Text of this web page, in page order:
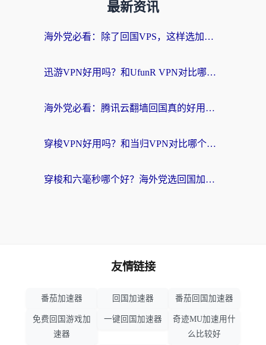
最新资讯
海外党必看：除了回国VPS，这样选加速器也能无缝刷国内资源？
迅游VPN好用吗？和UfunR VPN对比哪个回国效果更好？海外党亲测避坑指南
海外党必看：腾讯云翻墙回国真的好用吗？+ 3步选对回国加速器指南
穿梭VPN好用吗？和当归VPN对比哪个回国效果更好？海外党亲测实用指南
穿梭和六毫秒哪个好？海外党选回国加速器的避坑指南，附番茄加速器实测
友情链接
番茄加速器 回国加速器 番茄回国加速器
免费回国游戏加
速器
一键回国加速器
奇迹MU加速用什
么比较好